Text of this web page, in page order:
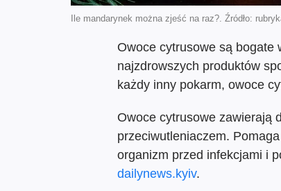
Ile mandarynek można zjeść na raz?. Źródło:
Owoce cytrusowe są bogate
najzdrowszych produktów
każdy inny pokarm, owoce
Owoce cytrusowe zawierają
przeciwutleniaczem.
organizm przed infekcjami i
dailynews.kyiv.